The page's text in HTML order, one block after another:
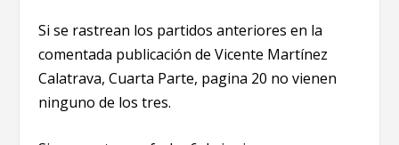
Si se rastrean los partidos anteriores en la
comentada publicación de Vicente Martínez
Calatrava, Cuarta Parte, pagina 20 no vienen
ninguno de los tres.